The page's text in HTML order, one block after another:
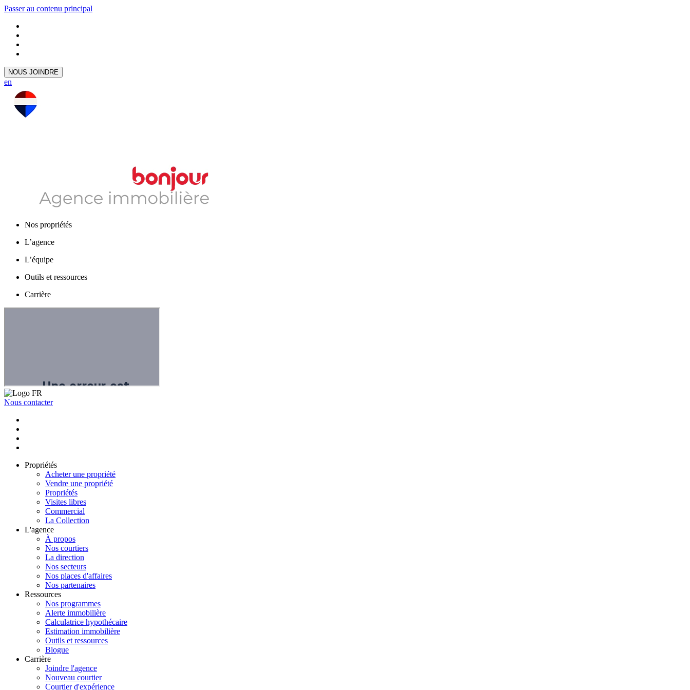
Passer au contenu principal
NOUS JOINDRE
en
Nos propriétés
L’agence
L’équipe
Outils et ressources
Carrière
Nous contacter
Propriétés
Acheter une propriété
Vendre une propriété
Propriétés
Visites libres
Commercial
La Collection
L'agence
À propos
Nos courtiers
La direction
Nos secteurs
Nos places d'affaires
Nos partenaires
Ressources
Nos programmes
Alerte immobilière
Calculatrice hypothécaire
Estimation immobilière
Outils et ressources
Blogue
Carrière
Joindre l'agence
Nouveau courtier
Courtier d'expérience